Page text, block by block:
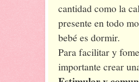
cantidad como la
presente en todo
bebé es dormir.
Para facilitar y
importante crear